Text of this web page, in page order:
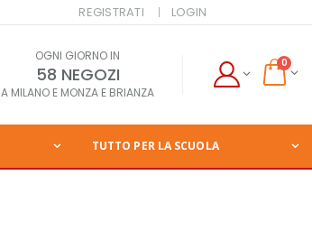
REGISTRATI LOGIN
OGNI GIORNO IN
58 NEGOZI
A MILANO E MONZA E BRIANZA
0
TUTTO PER LA SCUOLA